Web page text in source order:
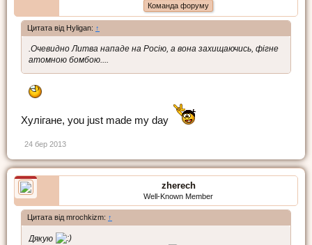
Команда форуму
Цитата від Hyligan: ↑
.Очевидно Литва нападе на Росію, а вона захищаючись, фігне
атомною бомбою....
Хулігане, you just made my day
24 бер 2013
zherech
Well-Known Member
Цитата від mrochkizm: ↑
Дякую